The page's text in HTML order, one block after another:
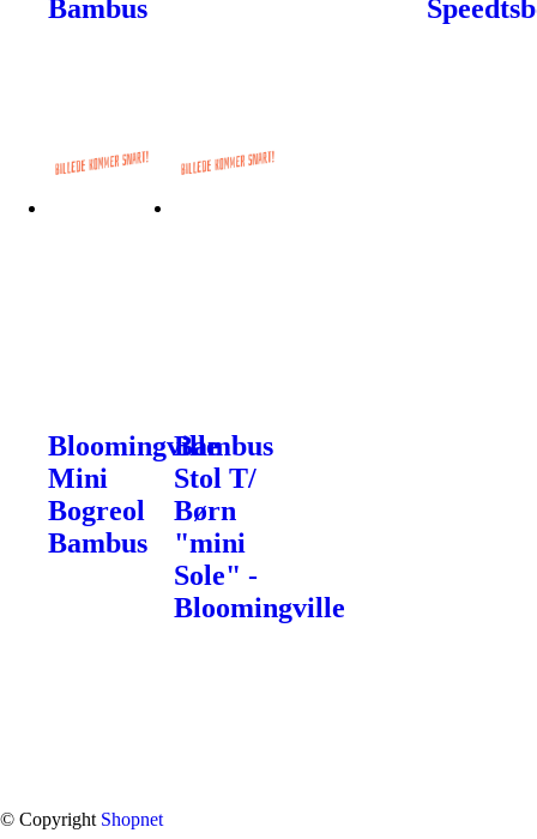
Bambus
Bloomingville
Mini
Bogreol
Bambus
Bambus
Stol T/
Børn
"mini
Sole" -
Bloomingville
© Copyright Shopnet